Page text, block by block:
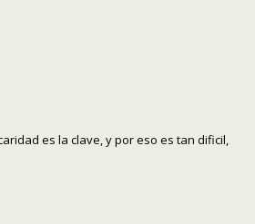
es la clave, y por eso es tan dificil,